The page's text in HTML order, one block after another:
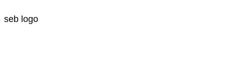
seb logo